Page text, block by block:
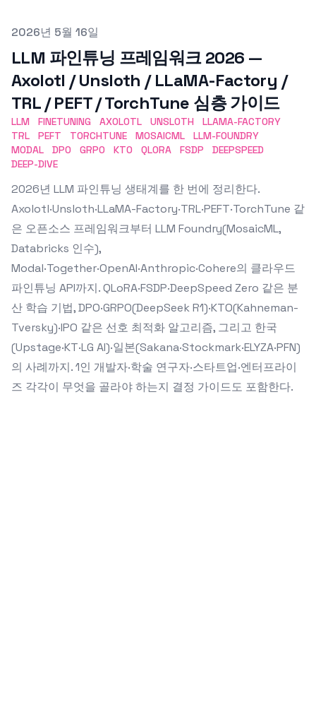
Published on
2026년 5월 16일
LLM 파인튜닝 프레임워크 2026 —
Axolotl / Unsloth / LLaMA-Factory /
TRL / PEFT / TorchTune 심층 가이드
LLM FINETUNING AXOLOTL UNSLOTH
LLAMA-FACTORY
TRL
PEFT TORCHTUNE MOSAICML
LLM-FOUNDRY
MODAL
DPO GRPO KTO QLORA FSDP
DEEPSPEED
DEEP-DIVE
2026년 LLM 파인튜닝 생태계를 한 번에 정리한다.
Axolotl·Unsloth·LLaMA-Factory·TRL·PEFT·TorchTune 같
은 오픈소스 프레임워크부터 LLM Foundry(MosaicML,
Databricks 인수),
Modal·Together·OpenAI·Anthropic·Cohere의 클라우드
파인튜닝 API까지. QLoRA·FSDP·DeepSpeed Zero 같은 분
산 학습 기법, DPO·GRPO(DeepSeek R1)·KTO(Kahneman-
Tversky)·IPO 같은 선호 최적화 알고리즘, 그리고 한국
(Upstage·KT·LG AI)·일본(Sakana·Stockmark·ELYZA·PFN)
의 사례까지. 1인 개발자·학술 연구자·스타트업·엔터프라이
즈 각각이 무엇을 골라야 하는지 결정 가이드도 포함한다.